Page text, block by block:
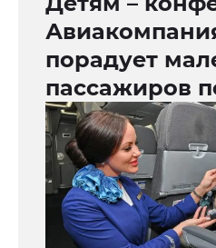
порадует
пассажиров